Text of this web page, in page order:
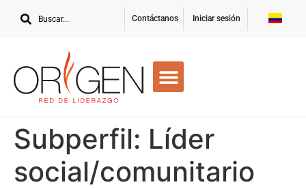
Contáctanos Iniciar sesión
Subperfil: Líder
social/comunitario